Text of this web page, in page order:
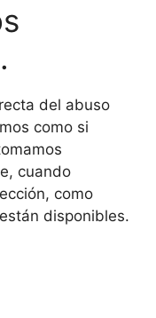
del abuso
como si
cuando
como
disponibles.